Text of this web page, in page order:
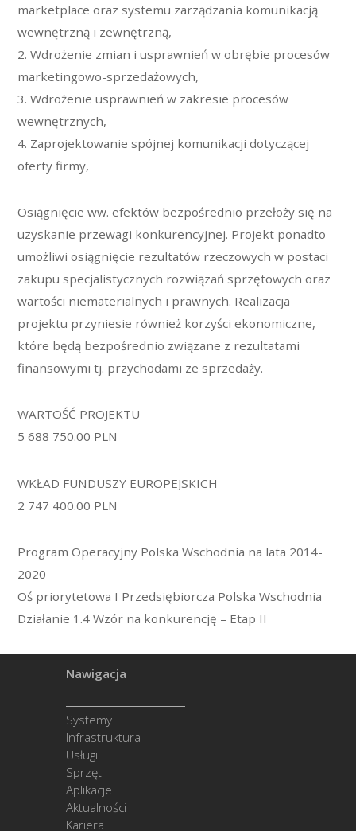
marketplace oraz systemu zarządzania komunikacją
wewnętrzną i zewnętrzną,
2. Wdrożenie zmian i usprawnień w obrębie procesów
marketingowo-sprzedażowych,
3. Wdrożenie usprawnień w zakresie procesów
wewnętrznych,
4. Zaprojektowanie spójnej komunikacji dotyczącej
oferty firmy,
Osiągnięcie ww. efektów bezpośrednio przełoży się na
uzyskanie przewagi konkurencyjnej. Projekt ponadto
umożliwi osiągnięcie rezultatów rzeczowych w postaci
zakupu specjalistycznych rozwiązań sprzętowych oraz
wartości niematerialnych i prawnych. Realizacja
projektu przyniesie również korzyści ekonomiczne,
które będą bezpośrednio związane z rezultatami
finansowymi tj. przychodami ze sprzedaży.
WARTOŚĆ PROJEKTU
5 688 750.00 PLN
WKŁAD FUNDUSZY EUROPEJSKICH
2 747 400.00 PLN
Program Operacyjny Polska Wschodnia na lata 2014-
2020
Oś priorytetowa I Przedsiębiorcza Polska Wschodnia
Działanie 1.4 Wzór na konkurencję – Etap II
Nawigacja
Systemy
Infrastruktura
Usługii
Sprzęt
Aplikacje
Aktualności
Kariera